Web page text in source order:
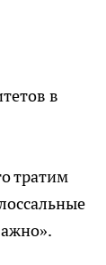
в
тратим